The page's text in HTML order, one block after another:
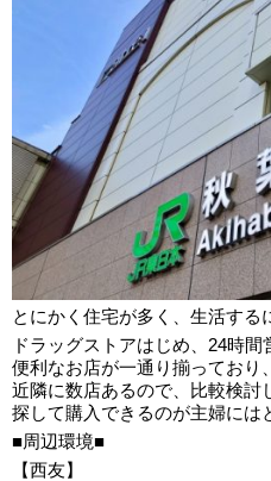
とにかく住宅が多く、生活する
ドラッグストアはじめ、24時
便利なお店が一通り揃っており
近隣に数店あるので、比較検討
探して購入できるのが主婦には
■周辺環境■
【西友】